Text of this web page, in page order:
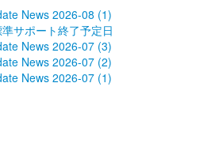
News 2026-08 (1)
サポート終了予定日
News 2026-07 (3)
News 2026-07 (2)
News 2026-07 (1)